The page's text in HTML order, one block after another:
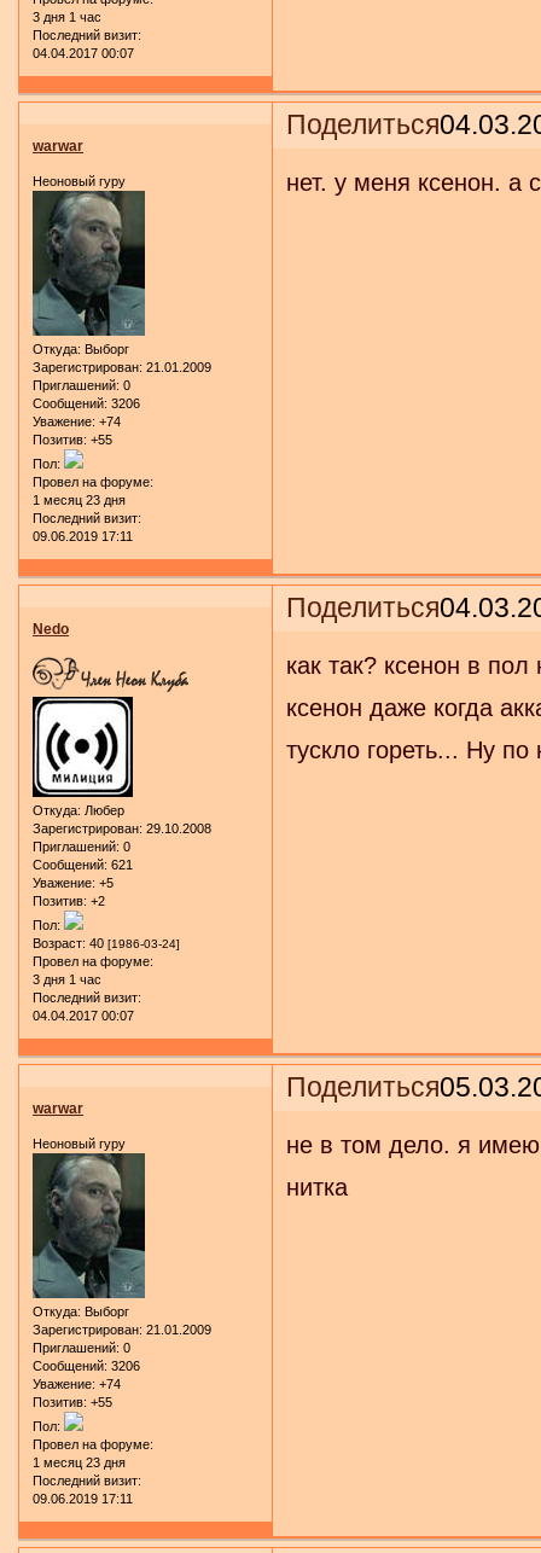
3 дня 1 час
Последний визит:
04.04.2017 00:07
Поделиться
warwar
Неоновый гуру
Откуда: Выборг
Зарегистрирован: 21.01.2009
Приглашений: 0
Сообщений: 3206
Уважение: +74
Позитив: +55
Пол:
Провел на форуме:
1 месяц 23 дня
Последний визит:
09.06.2019 17:11
нет. у меня ксенон. а
Поделиться
Nedo
Откуда: Любер
Зарегистрирован: 29.10.2008
Приглашений: 0
Сообщений: 621
Уважение: +5
Позитив: +2
Пол:
Возраст: 40 [1986-03-24]
Провел на форуме:
3 дня 1 час
Последний визит:
04.04.2017 00:07
как так? ксенон в
ксенон даже когда
тускло гореть... Ну
Поделиться
warwar
Неоновый гуру
Откуда: Выборг
Зарегистрирован: 21.01.2009
Приглашений: 0
Сообщений: 3206
Уважение: +74
Позитив: +55
Пол:
Провел на форуме:
1 месяц 23 дня
Последний визит:
09.06.2019 17:11
не в том дело. я имею
нитка